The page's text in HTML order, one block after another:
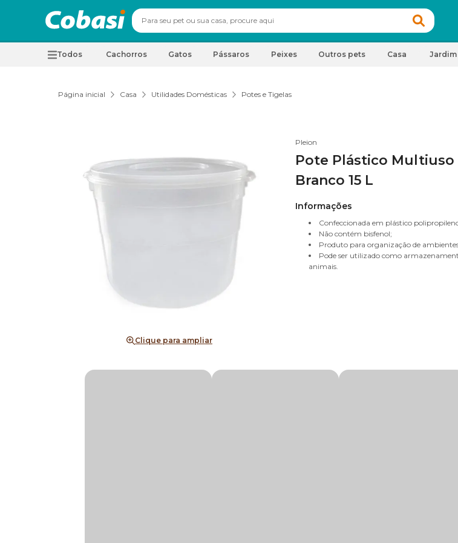
Todos Cachorros Gatos Pássaros Peixes Outros pets Casa Jardim
Página inicial Casa Utilidades Domésticas Potes e Tigelas
Clique para ampliar
Pleion
Pote Plástico Multiuso
Branco 15 L
Informações
Confeccionada em plástico
Não contém bisfenol;
Produto para organização de
Pode ser utilizado como
animais.